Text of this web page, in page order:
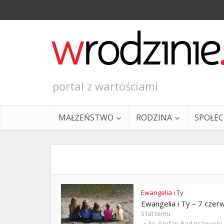
portal z wartościami
MAŁŻEŃSTWO RODZINA
Ewangelia i Ty
Ewangelia i Ty – 7
5 lat temu